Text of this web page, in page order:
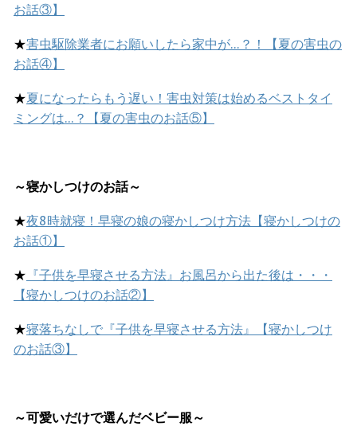
お話③】
★害虫駆除業者にお願いしたら家中が…？！【夏の害虫の
お話④】
★夏になったらもう遅い！害虫対策は始めるベストタイ
ミングは…？【夏の害虫のお話⑤】
～寝かしつけのお話～
★夜8時就寝！早寝の娘の寝かしつけ方法【寝かしつけの
お話①】
★ 『子供を早寝させる方法』お風呂から出た後は・・・
【寝かしつけのお話②】
★寝落ちなしで『子供を早寝させる方法』【寝かしつけ
のお話③】
～可愛いだけで選んだベビー服～